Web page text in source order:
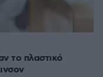
το πλαστικό